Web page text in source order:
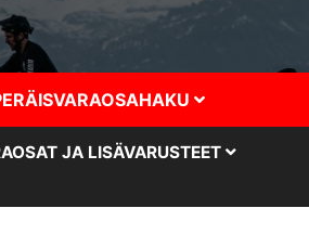
JA LISÄVARUSTEET